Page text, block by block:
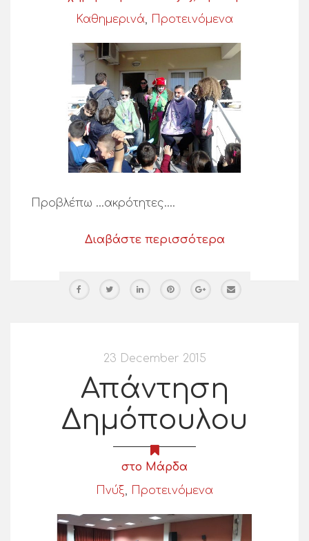
Καθημερινά, Προτεινόμενα
Προβλέπω …ακρότητες….
Διαβάστε περισσότερα
23 December 2015
Απάντηση
Δημόπουλου
στο Μάρδα
Πνύξ, Προτεινόμενα